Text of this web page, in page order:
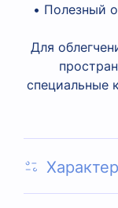
• Полезный
Для
специальные